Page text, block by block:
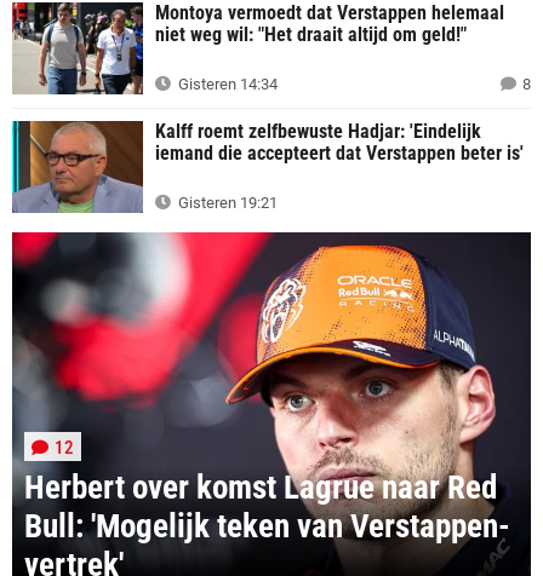
Montoya vermoedt dat Verstappen helemaal
niet weg wil: "Het draait altijd om geld!"
Gisteren 14:34 8
Kalff roemt zelfbewuste Hadjar: 'Eindelijk
iemand die accepteert dat Verstappen beter is'
Gisteren 19:21
Herbert over komst Lagrue naar Red
Bull: 'Mogelijk teken van Verstappen-
vertrek'
12